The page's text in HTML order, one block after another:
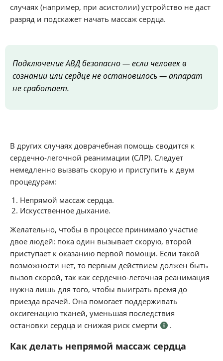
случаях (например, при асистолии) устройство не даст
разряд и подскажет начать массаж сердца.
Подключение АВД безопасно — если человек в
сознании или сердце не остановилось — аппарат
не сработает.
В других случаях доврачебная помощь сводится к
сердечно-легочной реанимации (СЛР). Следует
немедленно вызвать скорую и приступить к двум
процедурам:
Непрямой массаж сердца.
Искусственное дыхание.
Желательно, чтобы в процессе принимало участие
двое людей: пока один вызывает скорую, второй
приступает к оказанию первой помощи. Если такой
возможности нет, то первым действием должен быть
вызов скорой, так как сердечно-легочная реанимация
нужна лишь для того, чтобы выиграть время до
приезда врачей. Она помогает поддерживать
оксигенацию тканей, уменьшая последствия
остановки сердца и снижая риск смерти
.
Как делать непрямой массаж сердца